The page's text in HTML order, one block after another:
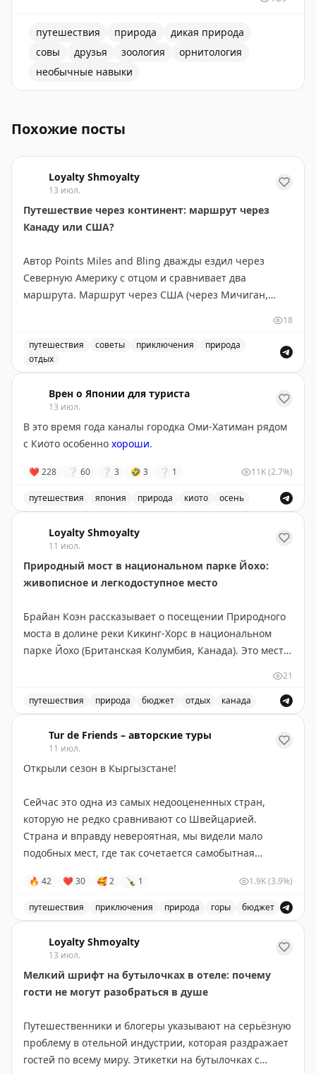
путешествия природа
дикая природа
совы
друзья зоология
орнитология
необычные навыки
Похожие посты
Loyalty Shmoyalty
13 июл.
Путешествие через континент: маршрут через
Канаду или США?
Автор Points Miles and Bling дважды ездил через
Северную Америку с отцом и сравнивает два
маршрута. Маршрут через США (через Мичиган,
экономнее по топливу — идеален, если спешите. Но
главное открытие — это не пейзажи, а люди и
неожиданные остановки. В маленьком городке
номер, а ужин превратился в экскурсию по винному
погребу. Канадский маршрут длиннее, но предлагает
более продолжительные красивые виды: озера и леса
Северного Онтарио, Канадские Скалистые горы.
Совет: если едите ради пейзажей — выбирайте
Канаду и выделите 5-6 дней, посетив малые города
вроде Вавы или Муз-Джо. Если спешите — США
справедливо конкурируют, особенно если оставить
место для неожиданных открытий.
Points Miles and Bling |Original
18
путешествия советы приключения
природа
отдых
Врен о Японии для туриста
13 июл.
В это время года каналы городка Оми-Хатиман рядом
с Киото особенно хороши.
❤ 228 ❔ 60 ❔ 3 🤣 3 ❔ 1 11K(2.7%)
путешествия япония природа киото осень
Loyalty Shmoyalty
11 июл.
Природный мост в национальном парке Йохо:
живописное и легкодоступное место
Брайан Коэн рассказывает о посещении Природного
моста в долине реки Кикинг-Хорс в национальном
парке Йохо (Британская Колумбия, Канада). Это место
достаточно пройти по искусственному мосту от
парковки. Природный мост образовался благодаря
эрозии известняка и абразии, вызванной потоком
реки. Река продолжает активно вырезать русло,
создавая впечатляющие скальные формации с
сам Природный мост посещать бесплатно. Идеально
подходит для быстрого визита — даже 10 минут
достаточно. Учтите, что в пиковый сезон здесь
бывает многолюдно из-за туристических автобусов.
The Gate with Brian Cohen|
21
путешествия природа бюджет отдых канада
Tur de Friends – авторские туры
11 июл.
Открыли сезон в Кыргызстане!
Сейчас это одна из самых недооцененных стран,
которую не редко сравнивают со Швейцарией.
Страна и вправду невероятная, мы видели мало
подобных мест, где так сочетается самобытная
90% Кыргызстана покрыто хребтами Тянь-Шаня и тут
нет дорог, на которых не было бы масштабных
пейзажей.
Посмотрите на кадры, они словно сняты в разных
уголках мира в разные сезоны.
Но все это в рамках нашего 7-дневного роуд-трипа,
На днях у нас разобрали все места на 2026 год
– и мы добавили доп.дату на 5-11 сентября
🔥 42 ❤ 30 🥰2 🍾 1 1.9K(3.9%)
путешествия приключения природа горы бюджет
Loyalty Shmoyalty
13 июл.
Мелкий шрифт на бутылочках в отеле: почему
гости не могут разобраться в душе
Путешественники и блогеры указывают на серьёзную
проблему в отельной индустрии, которая раздражает
гостей по всему миру. Этикетки на бутылочках с